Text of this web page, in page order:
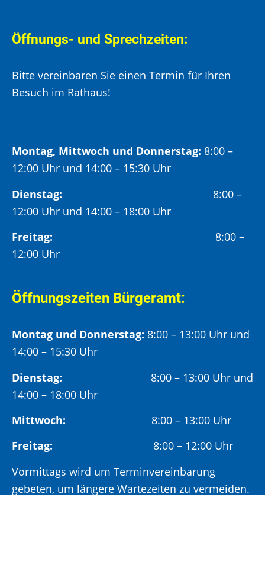
Öffnungs- und Sprechzeiten:
Bitte vereinbaren Sie einen Termin für Ihren
Besuch im Rathaus!
Montag, Mittwoch und Donnerstag: 8:00 –
12:00 Uhr und 14:00 – 15:30 Uhr
Dienstag: 8:00 –
12:00 Uhr und 14:00 – 18:00 Uhr
Freitag:
8:00 –
12:00 Uhr
Öffnungszeiten Bürgeramt:
Montag und Donnerstag: 8:00 – 13:00 Uhr und
14:00 – 15:30 Uhr
Dienstag: 8:00 – 13:00 Uhr und
14:00 – 18:00 Uhr
Mittwoch: 8:00 – 13:00 Uhr
Freitag:
8:00 – 12:00 Uhr
Vormittags wird um Terminvereinbarung
gebeten, um längere Wartezeiten zu vermeiden.